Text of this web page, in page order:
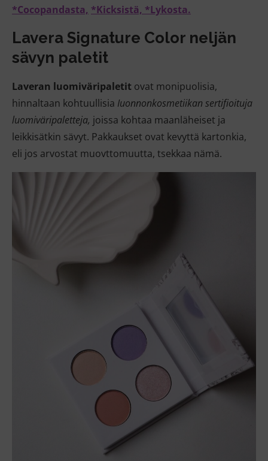
*Cocopandasta, *Kicksistä, *Lykosta.
Lavera Signature Color neljän
sävyn paletit
Laveran luomiväripaletit ovat monipuolisia,
hinnaltaan kohtuullisia Iuonnonkosmetiikan sertifioituja
luomiväripaletteja, joissa kohtaa maanläheiset ja
leikkisätkin sävyt. Pakkaukset ovat kevyttä kartonkia,
eli jos arvostat muovttomuutta, tsekkaa nämä.